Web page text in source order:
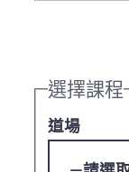
選擇課程
道場